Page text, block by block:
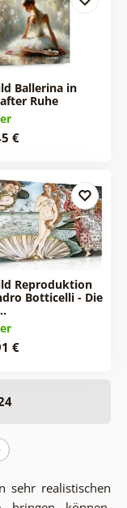
Ballerina in
Ruhe
€
Reproduktion
Botticelli - Die
€
sehr realistischen